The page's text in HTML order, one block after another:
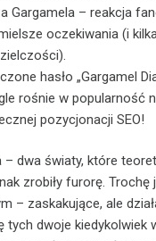
Gargamela – reakcja
oczekiwania (i
hasło „Gargamel
rośnie w popularność
pozycjonacji SEO!
– dwa światy, które
zrobiły furorę. Trochę
– zaskakujące, ale
tych dwoje kiedykolwiek